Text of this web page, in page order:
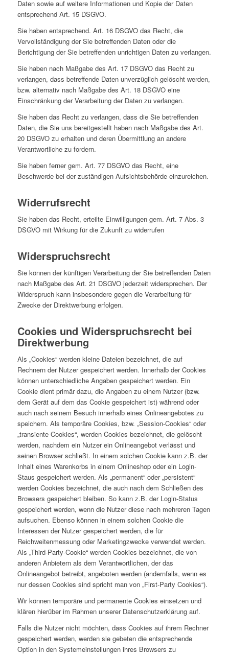
Daten sowie auf weitere Informationen und Kopie der Daten
entsprechend Art. 15 DSGVO.
Sie haben entsprechend. Art. 16 DSGVO das Recht, die
Vervollständigung der Sie betreffenden Daten oder die
Berichtigung der Sie betreffenden unrichtigen Daten zu verlangen.
Sie haben nach Maßgabe des Art. 17 DSGVO das Recht zu
verlangen, dass betreffende Daten unverzüglich gelöscht werden,
bzw. alternativ nach Maßgabe des Art. 18 DSGVO eine
Einschränkung der Verarbeitung der Daten zu verlangen.
Sie haben das Recht zu verlangen, dass die Sie betreffenden
Daten, die Sie uns bereitgestellt haben nach Maßgabe des Art.
20 DSGVO zu erhalten und deren Übermittlung an andere
Verantwortliche zu fordern.
Sie haben ferner gem. Art. 77 DSGVO das Recht, eine
Beschwerde bei der zuständigen Aufsichtsbehörde einzureichen.
Widerrufsrecht
Sie haben das Recht, erteilte Einwilligungen gem. Art. 7 Abs. 3
DSGVO mit Wirkung für die Zukunft zu widerrufen
Widerspruchsrecht
Sie können der künftigen Verarbeitung der Sie betreffenden Daten
nach Maßgabe des Art. 21 DSGVO jederzeit widersprechen. Der
Widerspruch kann insbesondere gegen die Verarbeitung für
Zwecke der Direktwerbung erfolgen.
Cookies und Widerspruchsrecht bei
Direktwerbung
Als „Cookies“ werden kleine Dateien bezeichnet, die auf
Rechnern der Nutzer gespeichert werden. Innerhalb der Cookies
können unterschiedliche Angaben gespeichert werden. Ein
Cookie dient primär dazu, die Angaben zu einem Nutzer (bzw.
dem Gerät auf dem das Cookie gespeichert ist) während oder
auch nach seinem Besuch innerhalb eines Onlineangebotes zu
speichern. Als temporäre Cookies, bzw. „Session-Cookies“ oder
„transiente Cookies“, werden Cookies bezeichnet, die gelöscht
werden, nachdem ein Nutzer ein Onlineangebot verlässt und
seinen Browser schließt. In einem solchen Cookie kann z.B. der
Inhalt eines Warenkorbs in einem Onlineshop oder ein Login-
Staus gespeichert werden. Als „permanent“ oder „persistent“
werden Cookies bezeichnet, die auch nach dem Schließen des
Browsers gespeichert bleiben. So kann z.B. der Login-Status
gespeichert werden, wenn die Nutzer diese nach mehreren Tagen
aufsuchen. Ebenso können in einem solchen Cookie die
Interessen der Nutzer gespeichert werden, die für
Reichweitenmessung oder Marketingzwecke verwendet werden.
Als „Third-Party-Cookie“ werden Cookies bezeichnet, die von
anderen Anbietern als dem Verantwortlichen, der das
Onlineangebot betreibt, angeboten werden (andernfalls, wenn es
nur dessen Cookies sind spricht man von „First-Party Cookies“).
Wir können temporäre und permanente Cookies einsetzen und
klären hierüber im Rahmen unserer Datenschutzerklärung auf.
Falls die Nutzer nicht möchten, dass Cookies auf ihrem Rechner
gespeichert werden, werden sie gebeten die entsprechende
Option in den Systemeinstellungen ihres Browsers zu